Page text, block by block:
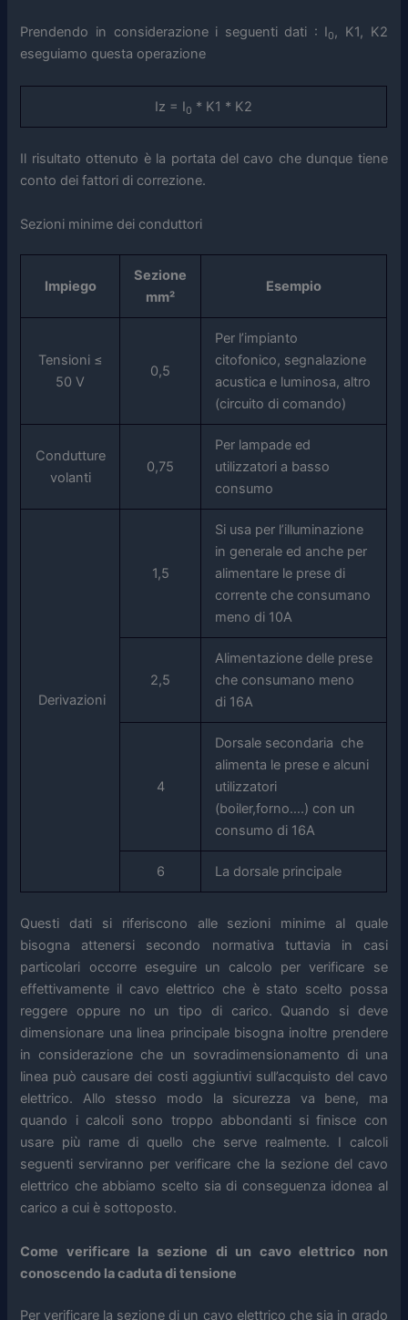
Prendendo in considerazione i seguenti dati : I0, K1, K2
eseguiamo questa operazione
Iz = I0 * K1 * K2
Il risultato ottenuto è la portata del cavo che dunque tiene
conto dei fattori di correzione.
Sezioni minime dei conduttori
Impiego
Sezione
mm²
Esempio
Tensioni ≤
50 V
0,5
Per l’impianto
citofonico, segnalazione
acustica e luminosa, altro
(circuito di comando)
Condutture
volanti
0,75
Per lampade ed
utilizzatori a basso
consumo
Derivazioni
1,5
Si usa per l’illuminazione
in generale ed anche per
alimentare le prese di
corrente che consumano
meno di 10A
2,5
Alimentazione delle prese
che consumano meno
di 16A
4
Dorsale secondaria che
alimenta le prese e alcuni
utilizzatori
(boiler,forno….) con un
consumo di 16A
6 La dorsale principale
Questi dati si riferiscono alle sezioni minime al quale
bisogna attenersi secondo normativa tuttavia in casi
particolari occorre eseguire un calcolo per verificare se
effettivamente il cavo elettrico che è stato scelto possa
reggere oppure no un tipo di carico. Quando si deve
dimensionare una linea principale bisogna inoltre prendere
in considerazione che un sovradimensionamento di una
linea può causare dei costi aggiuntivi sull’acquisto del cavo
elettrico. Allo stesso modo la sicurezza va bene, ma
quando i calcoli sono troppo abbondanti si finisce con
usare più rame di quello che serve realmente. I calcoli
seguenti serviranno per verificare che la sezione del cavo
elettrico che abbiamo scelto sia di conseguenza idonea al
carico a cui è sottoposto.
Come verificare la sezione di un cavo elettrico non
conoscendo la caduta di tensione
Per verificare la sezione di un cavo elettrico che sia in grado